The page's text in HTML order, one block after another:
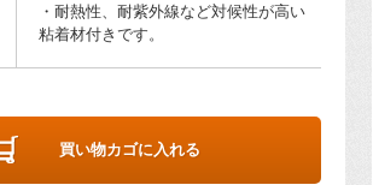
・耐熱性、耐紫外線など対候性が高い
粘着材付きです。
買い物カゴに入れる